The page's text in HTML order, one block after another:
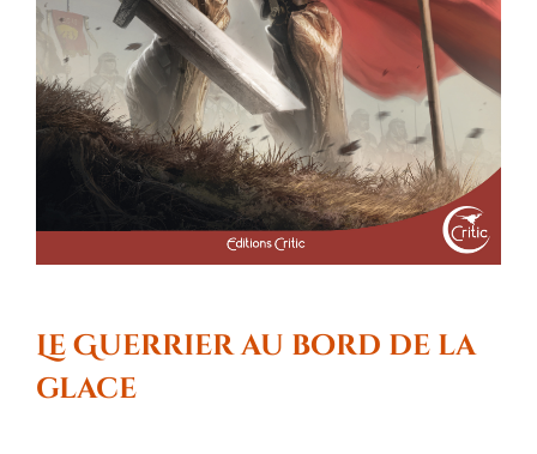
Le Guerrier au bord de la
glace